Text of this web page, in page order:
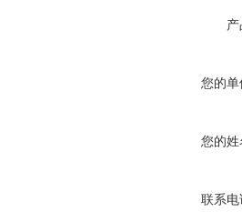
您的单
您的姓
联系电